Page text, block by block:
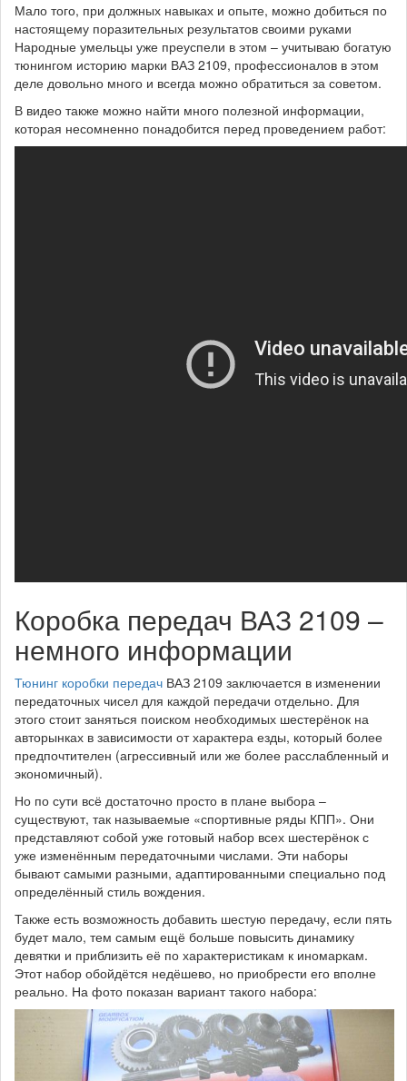
Мало того, при должных навыках и опыте, можно добиться по
настоящему поразительных результатов своими руками
Народные умельцы уже преуспели в этом – учитываю богатую
тюнингом историю марки ВАЗ 2109, профессионалов в этом
деле довольно много и всегда можно обратиться за советом.
В видео также можно найти много полезной информации,
которая несомненно понадобится перед проведением работ:
Коробка передач ВАЗ 2109 –
немного информации
Тюнинг коробки передач ВАЗ 2109 заключается в изменении
передаточных чисел для каждой передачи отдельно. Для
этого стоит заняться поиском необходимых шестерёнок на
авторынках в зависимости от характера езды, который более
предпочтителен (агрессивный или же более расслабленный и
экономичный).
Но по сути всё достаточно просто в плане выбора –
существуют, так называемые «спортивные ряды КПП». Они
представляют собой уже готовый набор всех шестерёнок с
уже изменённым передаточными числами. Эти наборы
бывают самыми разными, адаптированными специально под
определённый стиль вождения.
Также есть возможность добавить шестую передачу, если пять
будет мало, тем самым ещё больше повысить динамику
девятки и приблизить её по характеристикам к иномаркам.
Этот набор обойдётся недёшево, но приобрести его вполне
реально. На фото показан вариант такого набора: